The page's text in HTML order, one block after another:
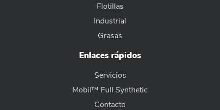
Flotillas
Industrial
Grasas
Enlaces rápidos
Servicios
Mobil™ Full Synthetic
Contacto